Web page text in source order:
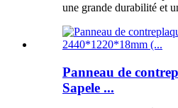
une grande durabilité et
Panneau de
Sapele ...